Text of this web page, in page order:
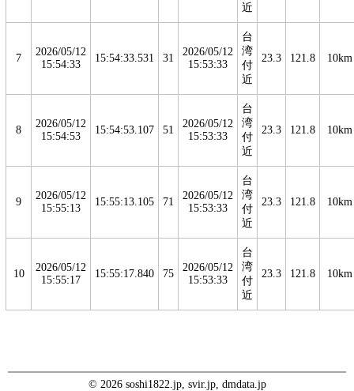
近
7
2026/05/12
15:54:33
15:54:33.531 31
2026/05/12
15:53:33
台
湾
付
近
23.3 121.8 10km
8
2026/05/12
15:54:53
15:54:53.107 51
2026/05/12
15:53:33
台
湾
付
近
23.3 121.8 10km
9
2026/05/12
15:55:13
15:55:13.105 71
2026/05/12
15:53:33
台
湾
付
近
23.3 121.8 10km
10
2026/05/12
15:55:17
15:55:17.840 75
2026/05/12
15:53:33
台
湾
付
近
23.3 121.8 10km
© 2026 soshi1822.jp, svir.jp, dmdata.jp